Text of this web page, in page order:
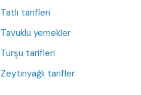
Tatlı tarifleri
Tavuklu yemekler
Turşu tarifleri
Zeytinyağlı tarifler